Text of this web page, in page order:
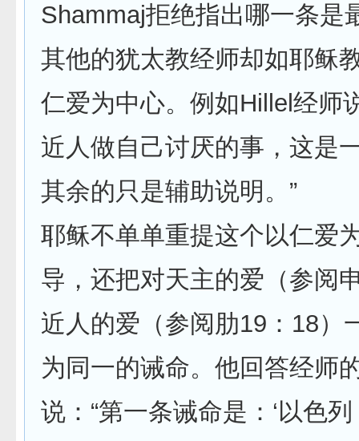
Shammaj拒绝指出哪一条是
其他的犹太教经师却如耶稣
仁爱为中心。例如Hillel经师
近人做自己讨厌的事，这是
其余的只是辅助说明。”
耶稣不单单重提这个以仁爱
导，还把对天主的爱（参阅
近人的爱（参阅肋19：18）
为同一的诫命。他回答经师
说：“第一条诫命是：‘以色